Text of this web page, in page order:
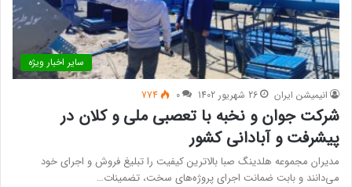
سایر اخبار ویژه
انیمیشن ایران 26 شهریور 1402 0
774
شرکت جوان و نخبه با تعصبی ملی و کلان در
پیشرفت و آبادانی کشور
مدیران مجموعه هلدینگ صبا بالاترین کیفیت را تبلیغ فروش و اجرای خود
می‌دانند و بابت ضمانت اجرای پروژه‌های سخت، تضمینات…